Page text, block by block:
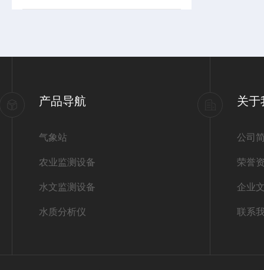
产品导航
气象站
农业监测设备
水文监测设备
水质分析仪
关于
公司
荣誉
企业
联系